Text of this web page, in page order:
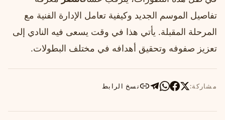
تفاصيل الموسم الجديد وكيفية تعامل الإدارة الفنية مع
المرحلة المقبلة. يأتي هذا في وقت يسعى فيه النادي إلى
تعزيز صفوفه وتحقيق أهدافه في مختلف البطولات.
مشاركة: نسخ الرابط